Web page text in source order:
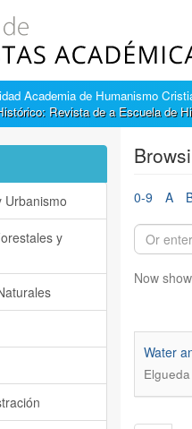
Academia de Humanismo
Revista de a Escuela de
0-9 A
Now
Water
Urbanismo
y